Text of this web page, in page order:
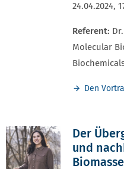
24.04.2024,
Referent:
Molecular
Den
Der
und